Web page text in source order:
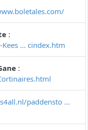
:
... cindex.htm
:
paddensto ...